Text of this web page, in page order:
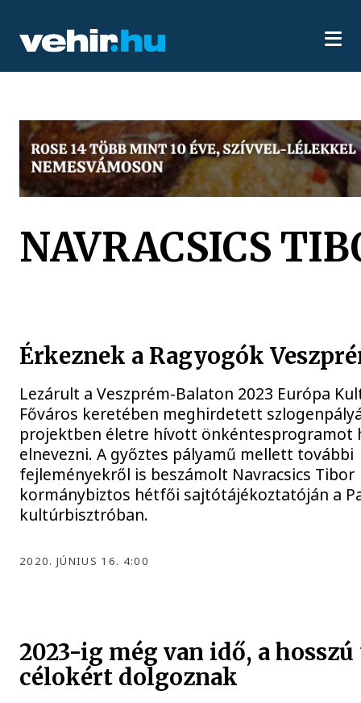
NAVRACSICS
Érkeznek a Ragyogók
Lezárult a Veszprém-Balaton 2023 Európa
Főváros keretében meghirdetett
projektben életre hívott önkéntesprogramot
elnevezni. A győztes pályamű mellett további
fejleményekről is beszámolt Navracsics Tibor
kormánybiztos hétfői sajtótájékoztatóján a
kultúrbisztróban.
2020. JÚNIUS 16. 4:00
2023-ig még van idő, a
célokért dolgoznak